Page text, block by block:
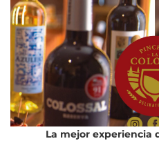
La
La mejor experiencia